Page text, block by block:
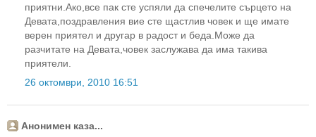
приятни.Ако,все пак сте успяли да спечелите сърцето на
Девата,поздравления вие сте щастлив човек и ще имате
верен приятел и другар в радост и беда.Може да
разчитате на Девата,човек заслужава да има такива
приятели.
26 октомври, 2010 16:51
Анонимен каза...